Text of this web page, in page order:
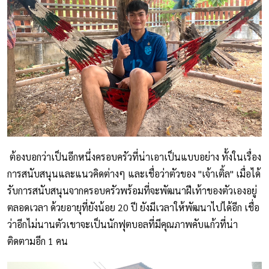
ต้องบอกว่าเป็นอีกหนึ่งครอบครัวที่น่าเอาเป็นแบบอย่าง ทั้งในเรื่อง
การสนับสนุนและแนวคิดต่างๆ และเชื่อว่าตัวของ "เจ้าเติ้ล" เมื่อได้
รับการสนับสนุนจากครอบครัวพร้อมที่จะพัฒนาฝีเท้าของตัวเองอยู่
ตลอดเวลา ด้วยอายุที่ยังน้อย 20 ปี ยังมีเวลาให้พัฒนาไปได้อีก เชื่อ
ว่าอีกไม่นานตัวเขาจะเป็นนักฟุตบอลที่มีคุณภาพคับแก้วที่น่า
ติดตามอีก 1 คน